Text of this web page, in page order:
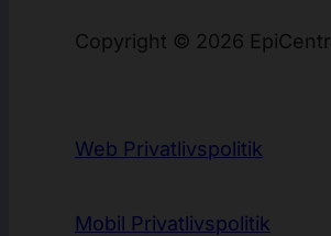
Copyright © 2026 EpiCentr
Web Privatlivspolitik
Mobil Privatlivspolitik